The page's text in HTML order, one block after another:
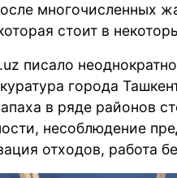
многочисленных
стоит в
писало
города
в ряде районов
несоблюдение
отходов, работа